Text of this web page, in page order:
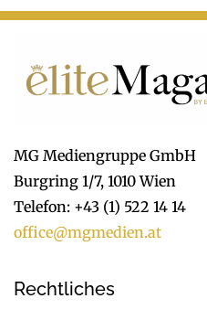
MG Mediengruppe GmbH
Burgring 1/7, 1010 Wien
Telefon: +43 (1) 522 14 14
office@mgmedien.at
Rechtliches